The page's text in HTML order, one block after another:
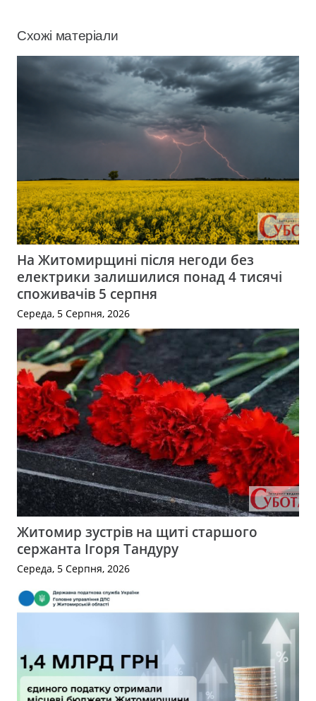
Схожі матеріали
На Житомирщині після негоди без
електрики залишилися понад 4 тисячі
споживачів 5 серпня
Середа, 5 Серпня, 2026
Житомир зустрів на щиті старшого
сержанта Ігоря Тандуру
Середа, 5 Серпня, 2026